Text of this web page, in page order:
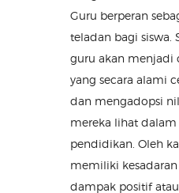
Guru berperan
teladan bagi siswa.
guru akan menjadi
yang secara alami
dan mengadopsi
mereka lihat
pendidikan. Oleh
memiliki
dampak positif